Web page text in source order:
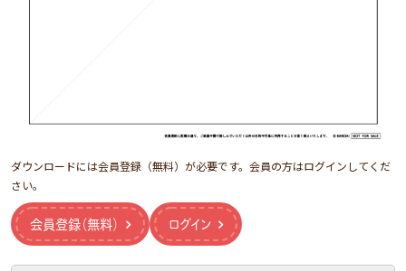
ダウンロードには会員登録（無料）が必要です。会員の方はログインしてくだ
さい。
会員登録（無料） ログイン